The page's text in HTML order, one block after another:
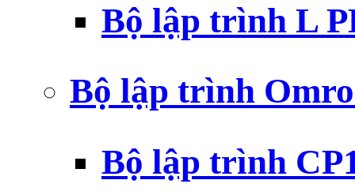
Bộ lập trình L
Bộ lập trình
Bộ lập trình